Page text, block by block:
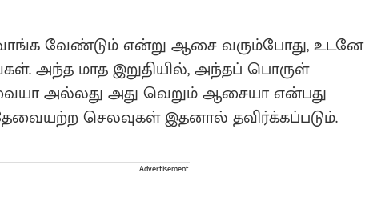
வேண்டும் என்று ஆசை வரும்போது, உடனே
அந்த மாத இறுதியில், அந்தப் பொருள்
அல்லது அது வெறும் ஆசையா என்பது
தேவையற்ற செலவுகள் இதனால் தவிர்க்கப்படும்.
Advertisement